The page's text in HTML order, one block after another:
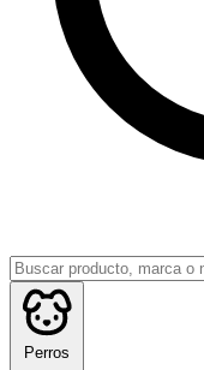
Perros